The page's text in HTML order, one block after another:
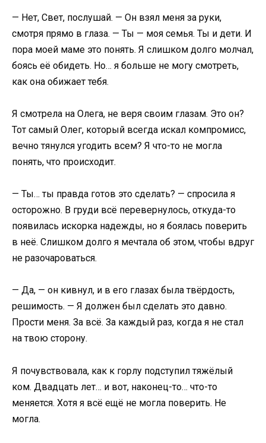
— Нет, Свет, послушай. — Он взял меня за руки,
смотря прямо в глаза. — Ты — моя семья. Ты и дети. И
пора моей маме это понять. Я слишком долго молчал,
боясь её обидеть. Но… я больше не могу смотреть,
как она обижает тебя.
Я смотрела на Олега, не веря своим глазам. Это он?
Тот самый Олег, который всегда искал компромисс,
вечно тянулся угодить всем? Я что-то не могла
понять, что происходит.
— Ты… ты правда готов это сделать? — спросила я
осторожно. В груди всё перевернулось, откуда-то
появилась искорка надежды, но я боялась поверить
в неё. Слишком долго я мечтала об этом, чтобы вдруг
не разочароваться.
— Да, — он кивнул, и в его глазах была твёрдость,
решимость. — Я должен был сделать это давно.
Прости меня. За всё. За каждый раз, когда я не стал
на твою сторону.
Я почувствовала, как к горлу подступил тяжёлый
ком. Двадцать лет… и вот, наконец-то… что-то
меняется. Хотя я всё ещё не могла поверить. Не
могла.